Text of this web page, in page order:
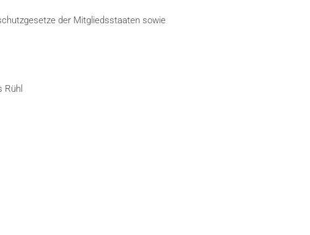
der Mitgliedsstaaten sowie